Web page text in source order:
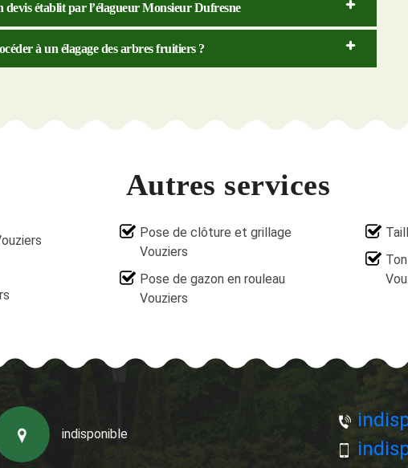
établit par l’élagueur Monsieur Dufresne
à un élagage des arbres fruitiers ?
Autres services
Pose de clôture et grillage
Vouziers
Pose de gazon en rouleau
Vouziers
indisponible